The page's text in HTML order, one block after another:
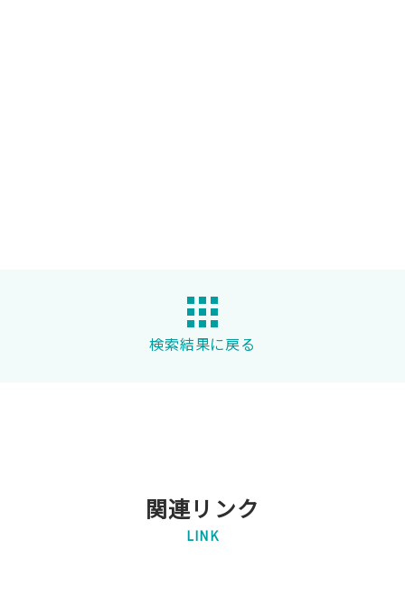
検索結果に戻る
関連リンク
LINK